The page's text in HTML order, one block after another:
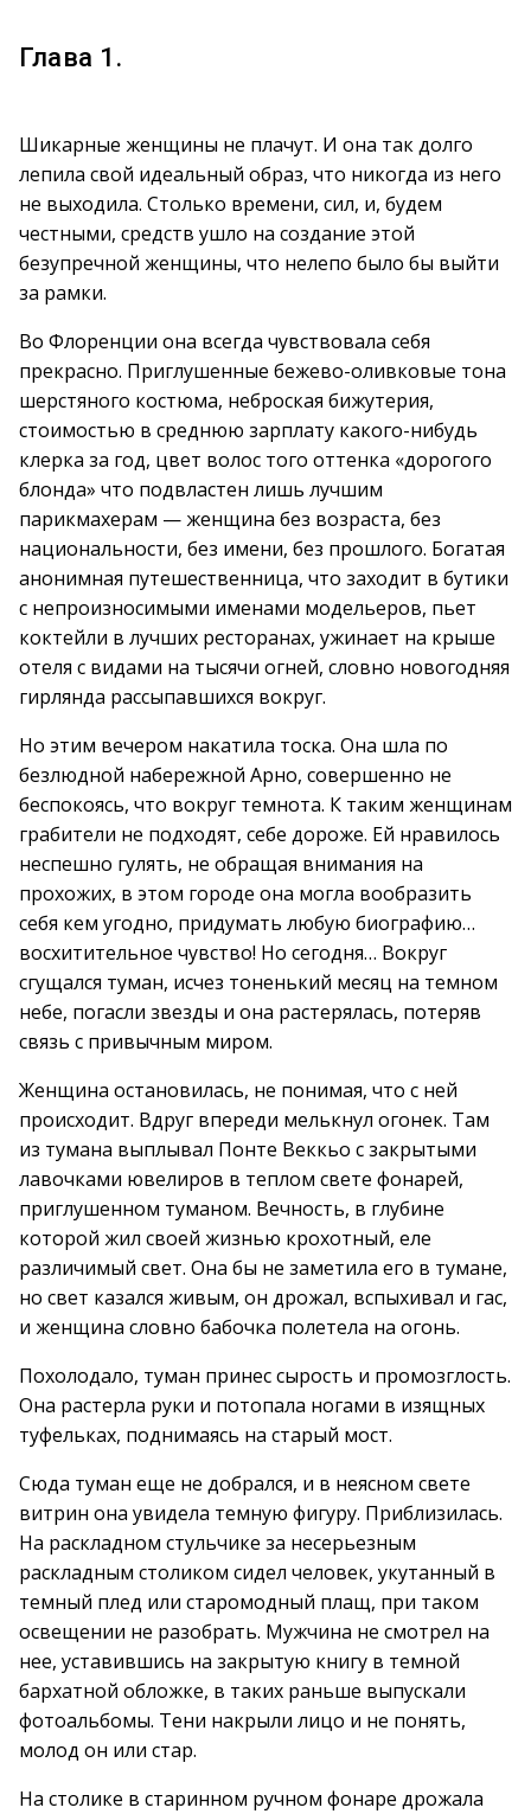
Глава 1.
Шикарные женщины не плачут. И она так долго
лепила свой идеальный образ, что никогда из него
не выходила. Столько времени, сил, и, будем
честными, средств ушло на создание этой
безупречной женщины, что нелепо было бы выйти
за рамки.
Во Флоренции она всегда чувствовала себя
прекрасно. Приглушенные бежево-оливковые тона
шерстяного костюма, неброская бижутерия,
стоимостью в среднюю зарплату какого-нибудь
клерка за год, цвет волос того оттенка «дорогого
блонда» что подвластен лишь лучшим
парикмахерам — женщина без возраста, без
национальности, без имени, без прошлого. Богатая
анонимная путешественница, что заходит в бутики
с непроизносимыми именами модельеров, пьет
коктейли в лучших ресторанах, ужинает на крыше
отеля с видами на тысячи огней, словно новогодняя
гирлянда рассыпавшихся вокруг.
Но этим вечером накатила тоска. Она шла по
безлюдной набережной Арно, совершенно не
беспокоясь, что вокруг темнота. К таким женщинам
грабители не подходят, себе дороже. Ей нравилось
неспешно гулять, не обращая внимания на
прохожих, в этом городе она могла вообразить
себя кем угодно, придумать любую биографию…
восхитительное чувство! Но сегодня… Вокруг
сгущался туман, исчез тоненький месяц на темном
небе, погасли звезды и она растерялась, потеряв
связь с привычным миром.
Женщина остановилась, не понимая, что с ней
происходит. Вдруг впереди мелькнул огонек. Там
из тумана выплывал Понте Веккьо с закрытыми
лавочками ювелиров в теплом свете фонарей,
приглушенном туманом. Вечность, в глубине
которой жил своей жизнью крохотный, еле
различимый свет. Она бы не заметила его в тумане,
но свет казался живым, он дрожал, вспыхивал и гас,
и женщина словно бабочка полетела на огонь.
Похолодало, туман принес сырость и промозглость.
Она растерла руки и потопала ногами в изящных
туфельках, поднимаясь на старый мост.
Сюда туман еще не добрался, и в неясном свете
витрин она увидела темную фигуру. Приблизилась.
На раскладном стульчике за несерьезным
раскладным столиком сидел человек, укутанный в
темный плед или старомодный плащ, при таком
освещении не разобрать. Мужчина не смотрел на
нее, уставившись на закрытую книгу в темной
бархатной обложке, в таких раньше выпускали
фотоальбомы. Тени накрыли лицо и не понять,
молод он или стар.
На столике в старинном ручном фонаре дрожала